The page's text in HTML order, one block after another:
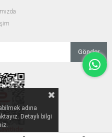
Gönder
adına
Detaylı bilgi